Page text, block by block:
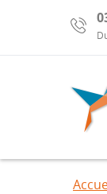
Barre